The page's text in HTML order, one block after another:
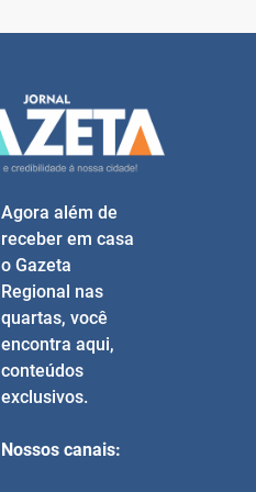
Agora além de
receber em casa
o Gazeta
Regional nas
quartas, você
encontra aqui,
conteúdos
exclusivos.
Nossos canais: